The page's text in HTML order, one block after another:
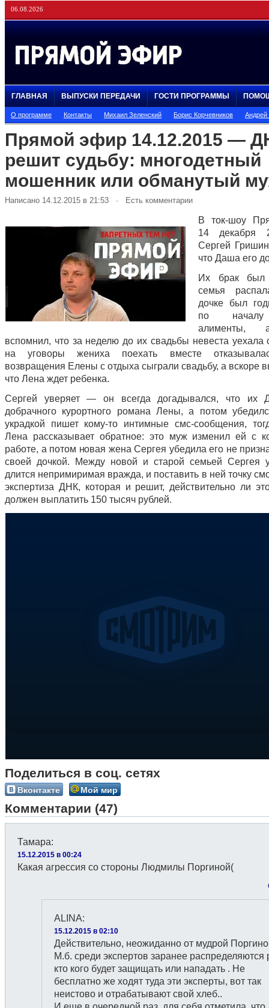
06.08.2026
ГЛАВНАЯ ВЫПУСКИ ПЕРЕДАЧИ ГОСТИ ПРОГРАММЫ
О программе Контакты Михаил Зеленский Борис Корчевников
Прямой эфир 14.12.2015 —
решит судьбу: многодетный
мошенник или обманутый
Написано 14.12.2015 в 21:53 · Есть комментарии
В ток-шоу
14 декабря
Сергей
что Даша его
Их брак был
семья
дочке был
по
алименты,
вспомнил, что за неделю до их свадьбы невеста уехала
на уговоры жениха поехать вместе
возвращения Елены с отдыха сыграли свадьбу, а вскоре
что Лена ждет ребенка.
Сергей уверяет — он всегда догадывался, что их
добрачного курортного романа Лены, а потом
украдкой пишет кому-то интимные смс-сообщения,
Лена рассказывает обратное: это муж изменил ей с
работе, а потом новая жена Сергея убедила его не
своей дочкой. Между новой и старой семьей Сергея
длится непримиримая вражда, и поставить в ней точку
экспертиза ДНК, которая и решит, действительно ли
должен выплатить 150 тысяч рублей.
Поделиться в соц. сетях
Вконтакте Мой мир
Комментарии (47)
Тамара:
15.12.2015 в 00:24
Какая агрессия со стороны Людмилы Поргиной(
ALINA:
15.12.2015 в 02:10
Действительно, неожиданно от мудрой
М.б. среди экспертов заранее распределяются
кто кого будет защищать или нападать . Не
бесплатно же ходят туда эти эксперты, вот так
неистово и отрабатывают свой хлеб..